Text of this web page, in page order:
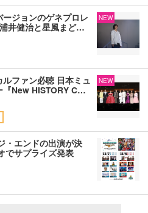
ジョンのゲネプロレ
井健治と星風まど…
NEW
ファン必聴 日本ミュ
『New HISTORY C…
NEW
・エンドの出演が決
サプライズ発表